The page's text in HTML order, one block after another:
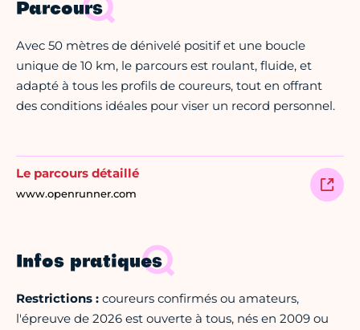
Parcours
Avec 50 mètres de dénivelé positif et une boucle
unique de 10 km, le parcours est roulant, fluide, et
adapté à tous les profils de coureurs, tout en offrant
des conditions idéales pour viser un record personnel.
Le parcours détaillé
www.openrunner.com
Infos pratiques
Restrictions : coureurs confirmés ou amateurs,
l'épreuve de 2026 est ouverte à tous, nés en 2009 ou